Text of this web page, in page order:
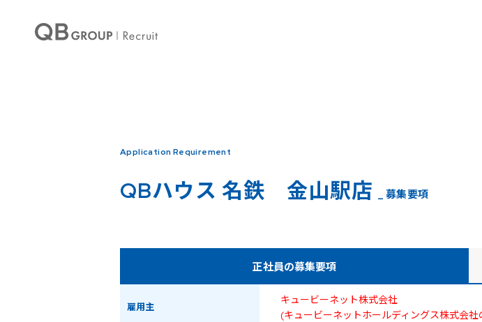
: Undefined array key 3 in/home/qbhouse/qb-recruit.com/public_html/wp-content/themes/qb/single-
Application Requirement
QBハウス 名鉄 金山駅店 _ 募集要項
正社員の募集要項
雇用主
キュービーネット株式会社
(キュービーネットホールディングス株式会